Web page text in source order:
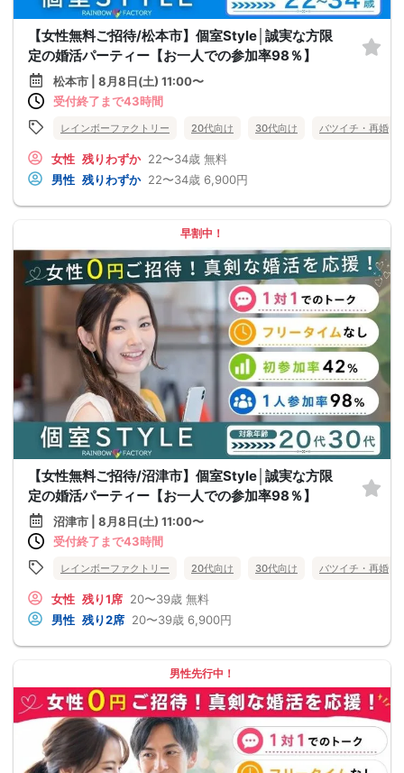
【女性無料ご招待/松本市】個室Style│誠実な方限
定の婚活パーティー【お一人での参加率98％】
松本市 | 8月8日(土) 11:00〜
受付終了まで43時間
レインボーファクトリー 20代向け 30代向け バツイチ・再婚
女性 残りわずか 22〜34歳 無料
男性 残りわずか 22〜34歳 6,900円
早割中！
【女性無料ご招待/沼津市】個室Style│誠実な方限
定の婚活パーティー【お一人での参加率98％】
沼津市 | 8月8日(土) 11:00〜
受付終了まで43時間
レインボーファクトリー 20代向け 30代向け バツイチ・再婚
女性 残り1席 20〜39歳 無料
男性 残り2席 20〜39歳 6,900円
男性先行中！